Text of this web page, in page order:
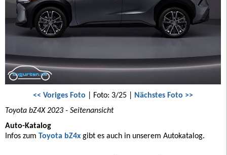
<< Voriges Foto | Foto: 3/25 | Nächstes Foto >>
Toyota bZ4X 2023 - Seitenansicht
Auto-Katalog
Infos zum Toyota bZ4x gibt es auch in unserem Autokatalog.